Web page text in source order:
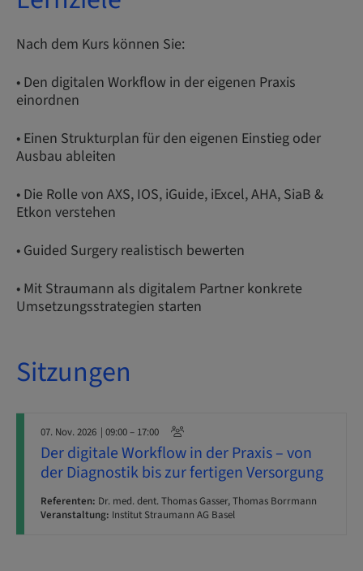
Nach dem Kurs können Sie:
• Den digitalen Workflow in der eigenen Praxis
einordnen
• Einen Strukturplan für den eigenen Einstieg oder
Ausbau ableiten
• Die Rolle von AXS, IOS, iGuide, iExcel, AHA, SiaB &
Etkon verstehen
• Guided Surgery realistisch bewerten
• Mit Straumann als digitalem Partner konkrete
Umsetzungsstrategien starten
Sitzungen
07. Nov. 2026 | 09:00 – 17:00
Der digitale Workflow in der Praxis – von
der Diagnostik bis zur fertigen Versorgung
Referenten: Dr. med. dent. Thomas Gasser, Thomas Borrmann
Veranstaltung: Institut Straumann AG Basel